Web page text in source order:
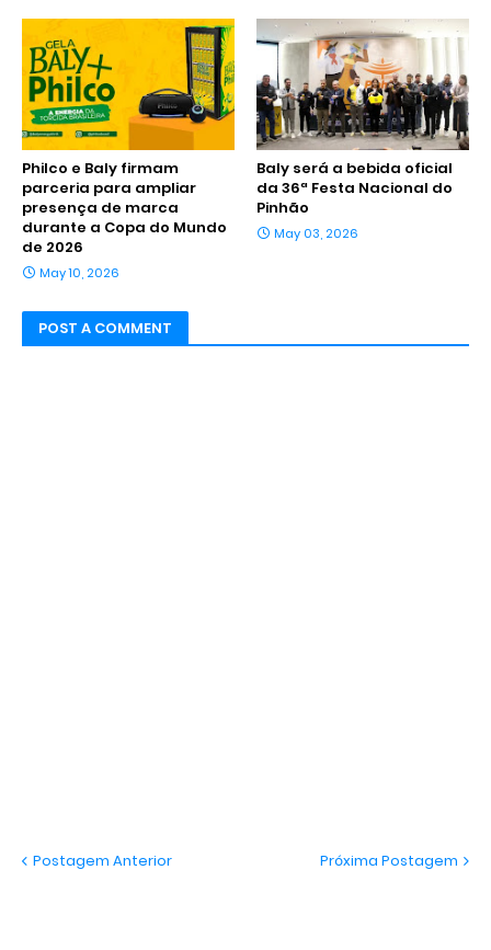
Philco e Baly firmam
parceria para ampliar
presença de marca
durante a Copa do Mundo
de 2026
May 10, 2026
Baly será a bebida oficial
da 36ª Festa Nacional do
Pinhão
May 03, 2026
POST A COMMENT
Postagem Anterior Próxima Postagem